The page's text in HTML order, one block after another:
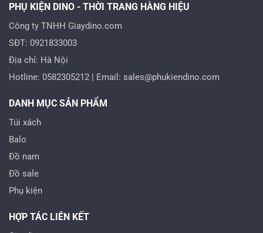
PHỤ KIỆN DINO - THỜI TRANG HÀNG HIỆU
Công ty TNHH Giaydino.com
SĐT: 0921833003
Địa chỉ: Hà Nội
Hotline: 0582305212 | Email: sales@phukiendino.com
DANH MỤC SẢN PHẨM
Túi xách
Balo
Đồ nam
Đồ sale
Phụ kiện
HỢP TÁC LIÊN KẾT